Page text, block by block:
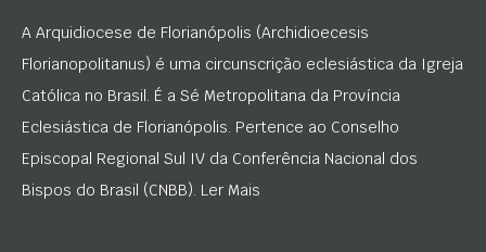
A Arquidiocese de Florianópolis (Archidioecesis
Florianopolitanus) é uma circunscrição eclesiástica da Igreja
Católica no Brasil. É a Sé Metropolitana da Província
Eclesiástica de Florianópolis. Pertence ao Conselho
Episcopal Regional Sul IV da Conferência Nacional dos
Bispos do Brasil (CNBB). Ler Mais